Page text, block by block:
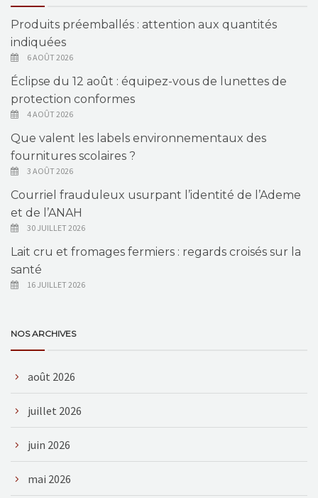
Produits préemballés : attention aux quantités
indiquées
6 AOÛT 2026
Éclipse du 12 août : équipez-vous de lunettes de
protection conformes
4 AOÛT 2026
Que valent les labels environnementaux des
fournitures scolaires ?
3 AOÛT 2026
Courriel frauduleux usurpant l’identité de l’Ademe
et de l’ANAH
30 JUILLET 2026
Lait cru et fromages fermiers : regards croisés sur la
santé
16 JUILLET 2026
NOS ARCHIVES
août 2026
juillet 2026
juin 2026
mai 2026